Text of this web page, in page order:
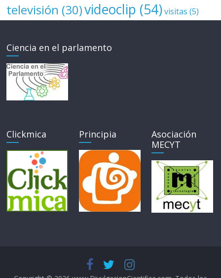
televisión (30)videoclip (54) visitas (5)
Ciencia en el parlamento
Clickmica Principia
Asociación
MECYT